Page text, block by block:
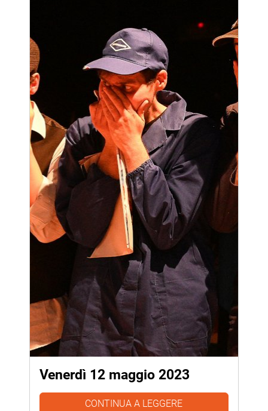
Venerdì 12 maggio 2023
CONTINUA A LEGGERE